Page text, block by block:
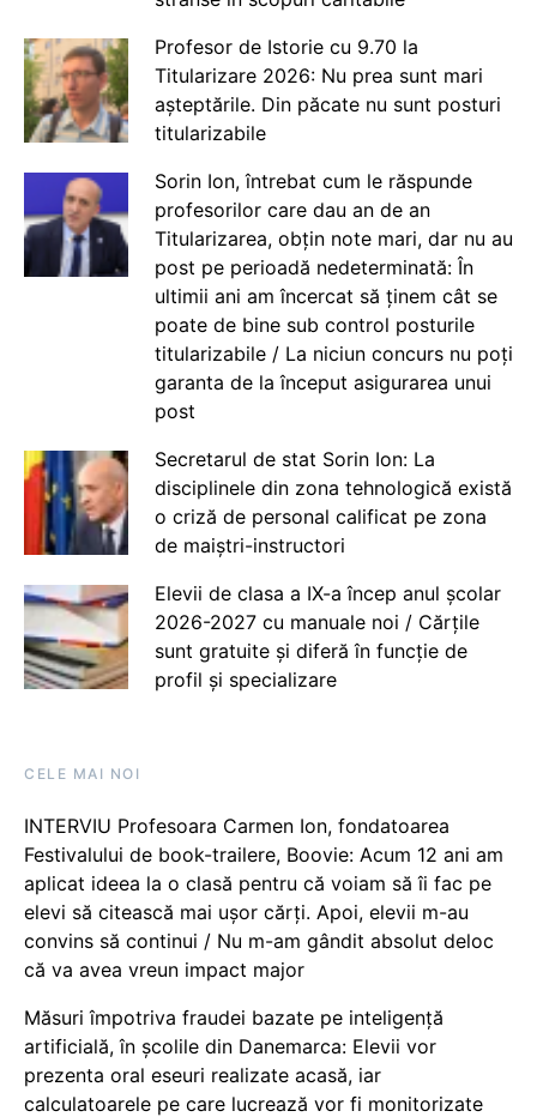
Profesor de Istorie cu 9.70 la
Titularizare 2026: Nu prea sunt mari
așteptările. Din păcate nu sunt posturi
titularizabile
Sorin Ion, întrebat cum le răspunde
profesorilor care dau an de an
Titularizarea, obțin note mari, dar nu au
post pe perioadă nedeterminată: În
ultimii ani am încercat să ținem cât se
poate de bine sub control posturile
titularizabile / La niciun concurs nu poți
garanta de la început asigurarea unui
post
Secretarul de stat Sorin Ion: La
disciplinele din zona tehnologică există
o criză de personal calificat pe zona
de maiștri-instructori
Elevii de clasa a IX-a încep anul școlar
2026-2027 cu manuale noi / Cărțile
sunt gratuite și diferă în funcție de
profil și specializare
CELE MAI NOI
INTERVIU Profesoara Carmen Ion, fondatoarea
Festivalului de book-trailere, Boovie: Acum 12 ani am
aplicat ideea la o clasă pentru că voiam să îi fac pe
elevi să citească mai ușor cărți. Apoi, elevii m-au
convins să continui / Nu m-am gândit absolut deloc
că va avea vreun impact major
Măsuri împotriva fraudei bazate pe inteligență
artificială, în școlile din Danemarca: Elevii vor
prezenta oral eseuri realizate acasă, iar
calculatoarele pe care lucrează vor fi monitorizate